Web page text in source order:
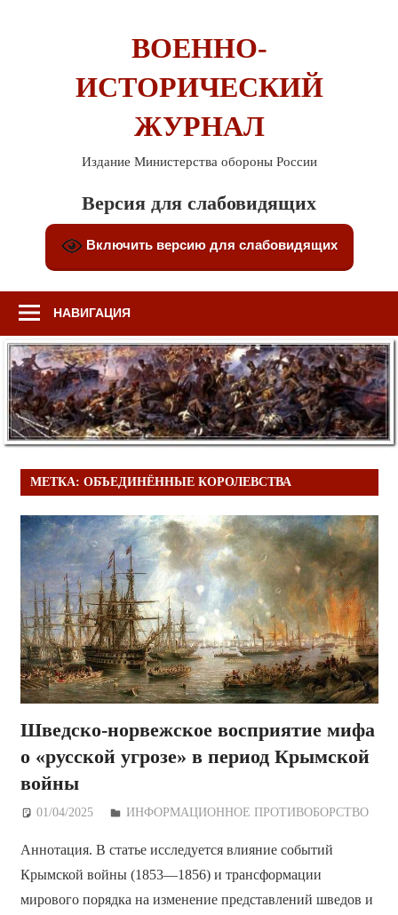
ВОЕННО-
ИСТОРИЧЕСКИЙ
ЖУРНАЛ
Издание Министерства обороны России
Версия для слабовидящих
Включить версию для слабовидящих
НАВИГАЦИЯ
МЕТКА: ОБЪЕДИНЁННЫЕ КОРОЛЕВСТВА
Шведско-норвежское восприятие мифа
о «русской угрозе» в период Крымской
войны
01/04/2025 Дежурный по Редакции
ИНФОРМАЦИОННОЕ ПРОТИВОБОРСТВО
Аннотация. В статье исследуется влияние событий
Крымской войны (1853—1856) и трансформации
мирового порядка на изменение представлений шведов и